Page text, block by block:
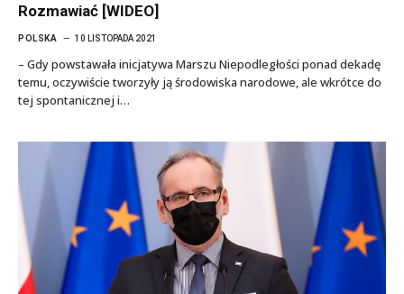
Rozmawiać [WIDEO]
POLSKA 10 LISTOPADA 2021
– Gdy powstawała inicjatywa Marszu Niepodległości ponad dekadę
temu, oczywiście tworzyły ją środowiska narodowe, ale wkrótce do
tej spontanicznej i…